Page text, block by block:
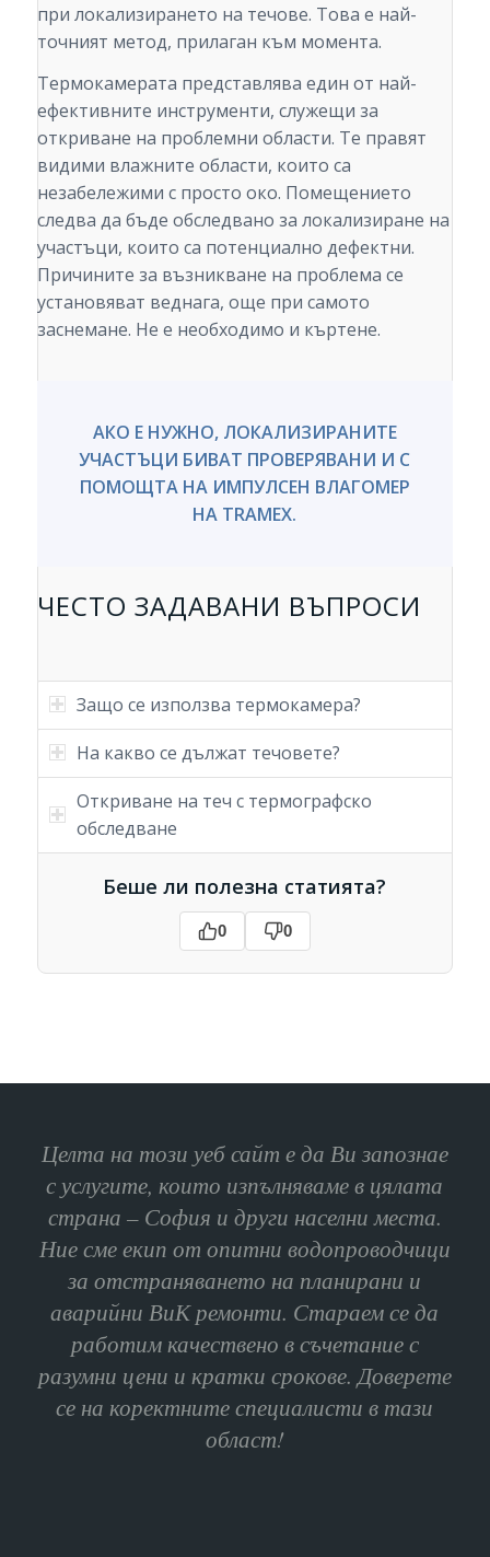
при локализирането на течове. Това е най-
точният метод, прилаган към момента.
Термокамерата представлява един от най-
ефективните инструменти, служещи за
откриване на проблемни области. Те правят
видими влажните области, които са
незабележими с просто око. Помещението
следва да бъде обследвано за локализиране на
участъци, които са потенциално дефектни.
Причините за възникване на проблема се
установяват веднага, още при самото
заснемане. Не е необходимо и къртене.
АКО Е НУЖНО, ЛОКАЛИЗИРАНИТЕ
УЧАСТЪЦИ БИВАТ ПРОВЕРЯВАНИ И С
ПОМОЩТА НА ИМПУЛСЕН ВЛАГОМЕР
НА TRAMEX.
ЧЕСТО ЗАДАВАНИ ВЪПРОСИ
Защо се използва термокамера?
На какво се дължат течовете?
Откриване на теч с термографско
обследване
Беше ли полезна статията?
0 0
Целта на този уеб сайт е да Ви запознае
с услугите, които изпълняваме в цялата
страна – София и други населни места.
Ние сме екип от опитни водопроводчици
за отстраняването на планирани и
аварийни ВиК ремонти. Стараем се да
работим качествено в съчетание с
разумни цени и кратки срокове. Доверете
се на коректните специалисти в тази
област!